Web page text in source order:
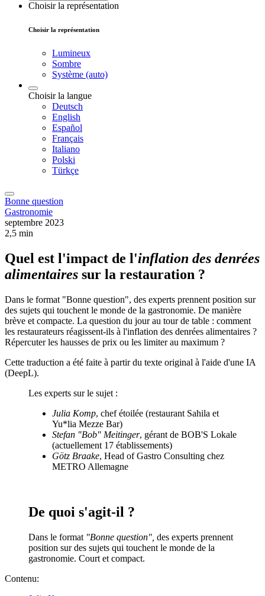
Choisir la représentation
Choisir la représentation
Lumineux
Sombre
Système (auto)
Choisir la langue
Deutsch
English
Español
Français
Italiano
Polski
Türkçe
Bonne question
Gastronomie
septembre 2023
2,5 min
Quel est l'impact de l'inflation des denrées
alimentaires sur la restauration ?
Dans le format "Bonne question", des experts prennent position sur
des sujets qui touchent le monde de la gastronomie. De manière
brève et compacte. La question du jour au tour de table : comment
les restaurateurs réagissent-ils à l'inflation des denrées alimentaires ?
Répercuter les hausses de prix ou les limiter au maximum ?
Cette traduction a été faite à partir du texte original à l'aide d'une IA
(DeepL).
Les experts sur le sujet :
Julia Komp, chef étoilée (restaurant Sahila et
Yu*lia Mezze Bar)
Stefan "Bob" Meitinger, gérant de BOB'S Lokale
(actuellement 17 établissements)
Götz Braake, Head of Gastro Consulting chez
METRO Allemagne
De quoi s'agit-il ?
Dans le format "Bonne question", des experts prennent
position sur des sujets qui touchent le monde de la
gastronomie. Court et compact.
Contenu: